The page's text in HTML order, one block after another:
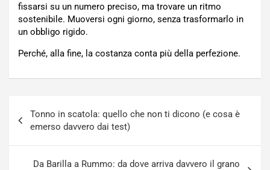
fissarsi su un numero preciso, ma trovare un ritmo
sostenibile. Muoversi ogni giorno, senza trasformarlo in
un obbligo rigido.
Perché, alla fine, la costanza conta più della perfezione.
articoli
Tonno in scatola: quello che non ti dicono (e cosa è
emerso davvero dai test)
Da Barilla a Rummo: da dove arriva davvero il grano